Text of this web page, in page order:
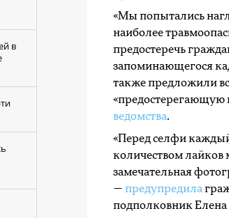
в
«Мы попытались
наиболее
предостеречь
запоминающегося
также предложили
«предостерегающую
ведомства.
«Перед селфи
количеством лайков
замечательная
— предупредила
подполковник Елена